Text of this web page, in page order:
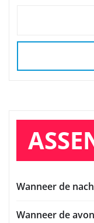
Wanneer de
Wanneer de